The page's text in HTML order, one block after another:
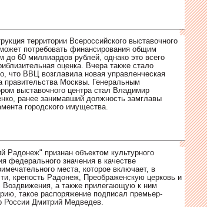
территории Всероссийского выставочного
потребовать финансирования общим
до 60 миллиардов рублей, однако это всего
оценка. Вчера также стало
что ВВЦ возглавила новая управленческая
правительства Москвы. Генеральным
выставочного центра стал Владимир
ранее занимавший должность замглавы
городского имущества.
Радонеж" признан объектом культурного
федерального значения в качестве
места, которое включает, в
крепость Радонеж, Преображенскую церковь и
Воздвижения, а также прилегающую к ним
такое распоряжение подписал премьер-
России Дмитрий Медведев.